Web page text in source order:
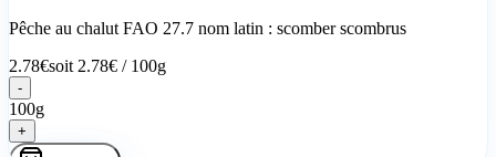
Pêche au chalut FAO 27.7 nom latin : scomber scombrus
2.78€soit 2.78€ / 100g
-
100g
+